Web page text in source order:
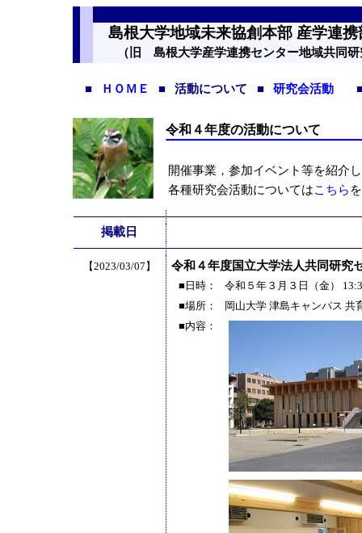
島根大学地域未来協創本部 産学連
（旧 島根大学産学連携センター地域共同
■ ＨＯＭＥ ■ 活動について ■ 研究会活動
令和４年度の活動について
開催事業，参加イベント等を紹介
各種研究会活動についてはこちら
掲載日
【2023/03/07】 令和４年度国立大学法人共同研究
■日時：
令和５年３月３日（金）
■場所：
岡山大学 津島キャンパス
■内容：